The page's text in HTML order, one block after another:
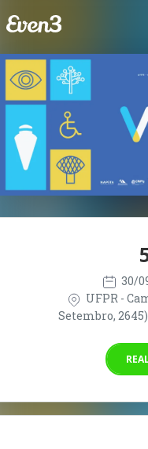
30/
UFPR -
Setembro,